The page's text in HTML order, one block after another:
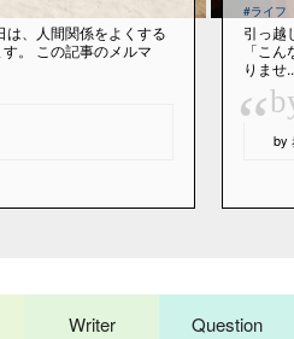
は、人間関係をよくする
。 この記事のメルマ
#ライフ
引っ越
「こ
りませ
“ by
Writer Question